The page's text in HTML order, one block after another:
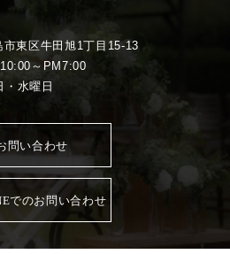
東区牛田旭1丁目15-13
～PM7:00
・水曜日
問い合わせ
でのお問い合わせ